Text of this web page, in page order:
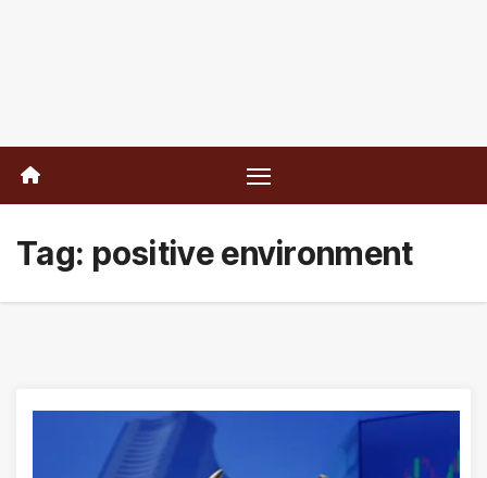
Tag: positive environment